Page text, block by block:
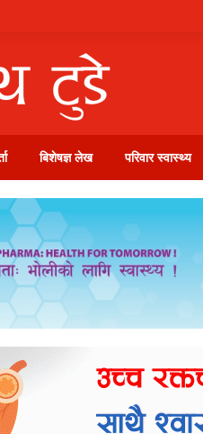
बिशेषज्ञ लेख परिवार स्वास्थ्य